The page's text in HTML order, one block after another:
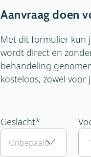
Aanvraag doen
Met dit formulier kun
wordt direct en
behandeling
kosteloos, zowel
Geslacht*